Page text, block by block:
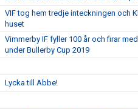
VIF tog hem tredje inteckningen och
huset
Vimmerby IF fyller 100 år och firar
under Bullerby Cup 2019
Lycka till Abbe!